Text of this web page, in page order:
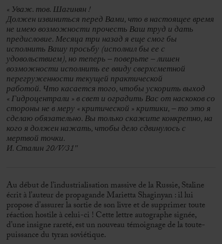
« Уваж. тов. Шагинян !
Должен извиниться перед Вами, что в настоящее время
не имею возможности прочесть Ваш труд и дать
предисловие. Месяца три назад я еще смог бы
исполнить Вашу просьбу (исполнил бы ее с
удовольствием), но теперь – поверьте – лишен
возможности исполнить ее ввиду сверхсметной
перегруженности текущей практической
работой. Что касается того, чтобы ускорить выход
« Гидроцентрали » в свет и оградить Вас от наскоков со
стороны не в меру « критической » критики, – то это я
сделаю обязательно. Вы только скажите конкретно, на
кого я должен нажать, чтобы дело сдвинулось с
мертвой точки.
И. Сталин 20/V/31″
Au début de l’industrialisation massive de la Russie, Staline
écrit à l’auteur de propagande Marietta Shaginyan : il lui
propose d’assurer la sortie de son livre et de supprimer toute
réaction hostile à celui-ci ! Cette lettre autographe signée,
d’une insigne rareté, est un nouveau témoignage de la toute-
puissance du tyran soviétique.